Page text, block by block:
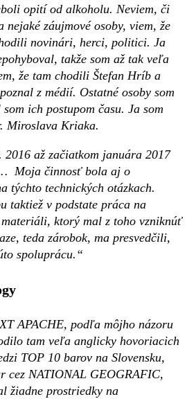
opití od alkoholu. Neviem, či
nejaké záujmové osoby, viem, že
novinári, herci, politici. Ja
takže som až tak veľa
že tam chodili Štefan Hríb a
z médií. Ostatné osoby som
ich postupom času. Ja som
Miroslava Kriaka.
2016 až začiatkom januára 2017
Moja činnosť bola aj o
týchto technických otázkach.
taktiež v podstate práca na
ktorý mal z toho vzniknúť
teda zárobok, ma presvedčili,
spoluprácu.“
APACHE, podľa môjho názoru
tam veľa anglicky hovoriacich
TOP 10 barov na Slovensku,
cez NATIONAL GEOGRAFIC,
žiadne prostriedky na